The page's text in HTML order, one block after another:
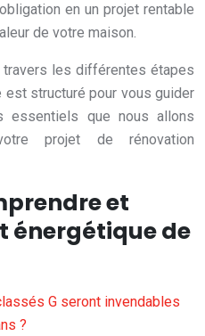
en un projet rentable
de votre maison.
travers les différentes étapes
structuré pour vous guider
que nous allons
projet de rénovation
et
énergétique de
G seront invendables
?